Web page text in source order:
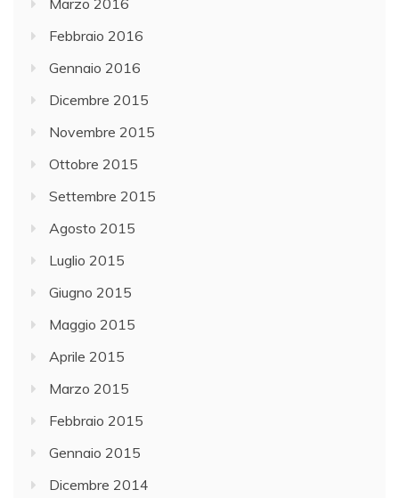
Marzo 2016
Febbraio 2016
Gennaio 2016
Dicembre 2015
Novembre 2015
Ottobre 2015
Settembre 2015
Agosto 2015
Luglio 2015
Giugno 2015
Maggio 2015
Aprile 2015
Marzo 2015
Febbraio 2015
Gennaio 2015
Dicembre 2014